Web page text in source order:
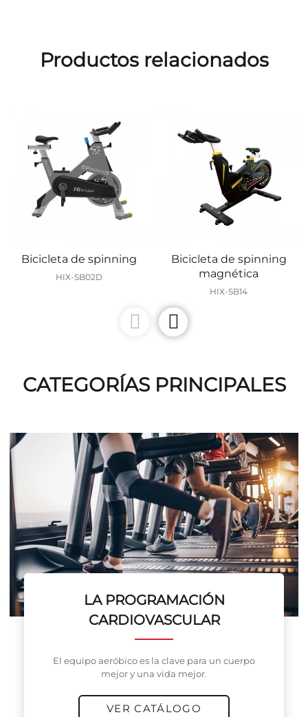
Productos relacionados
Bicicleta de spinning
HIX-SB02D
Bicicleta de spinning
magnética
HIX-SB14
CATEGORÍAS PRINCIPALES
LA PROGRAMACIÓN
CARDIOVASCULAR
El equipo aeróbico es la clave para un cuerpo
mejor y una vida mejor.
VER CATÁLOGO